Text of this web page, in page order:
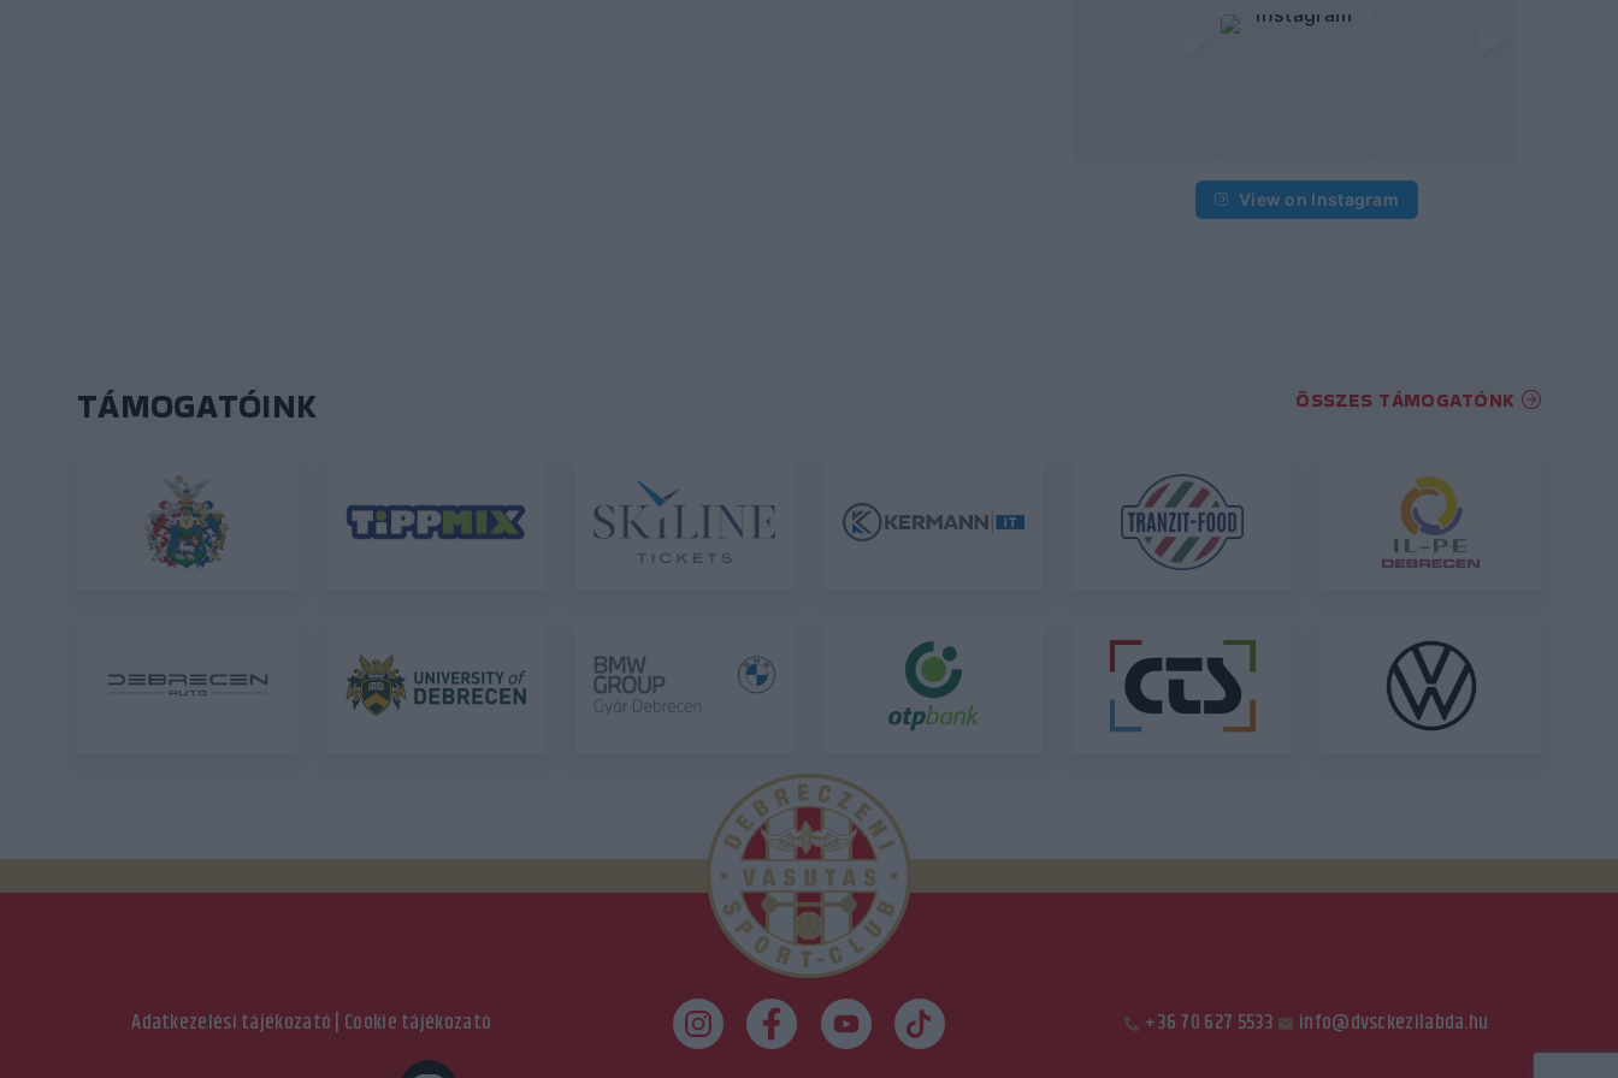
View on Instagram
TÁMOGATÓINK ÖSSZES TÁMOGATÓNK
Adatkezelési tájékozató| Cookie tájékozató +36 70 627 5533 info@dvsckezilabda.hu